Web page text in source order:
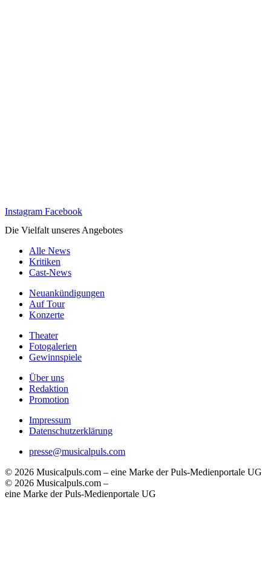
Instagram Facebook
Die Vielfalt unseres Angebotes
Alle News
Kritiken
Cast-News
Neuankündigungen
Auf Tour
Konzerte
Theater
Fotogalerien
Gewinnspiele
Über uns
Redaktion
Promotion
Impressum
Datenschutzerklärung
presse@musicalpuls.com
© 2026 Musicalpuls.com – eine Marke der Puls-Medienportale UG
© 2026 Musicalpuls.com –
eine Marke der Puls-Medienportale UG